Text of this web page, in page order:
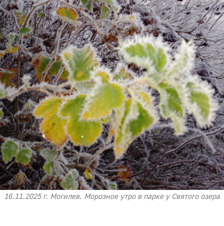
16.11.2025 г. Могилев. Морозное утро в парке у Святого озера